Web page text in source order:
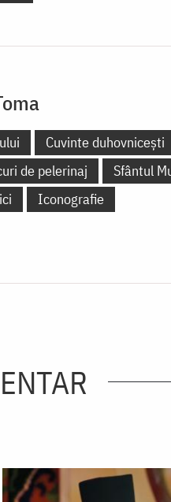
Cuvinte duhovnicești
de pelerinaj
Sfântul
Iconografie